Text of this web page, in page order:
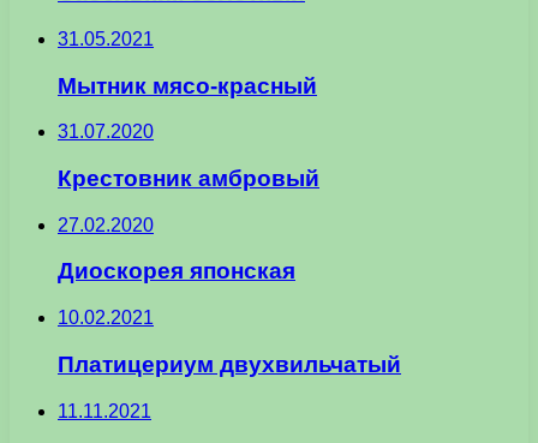
31.05.2021
Мытник мясо-красный
31.07.2020
Крестовник амбровый
27.02.2020
Диоскорея японская
10.02.2021
Платицериум двухвильчатый
11.11.2021